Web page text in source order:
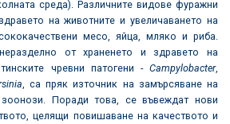
среда). Различните видове фуражни
на животните и увеличаването на
месо, яйца, мляко и риба.
от храненето и здравето на
чревни патогени - Campylobacter,
, са пряк източник на замърсяване на
Поради това, се въвеждат нови
целящи повишаване на качеството и